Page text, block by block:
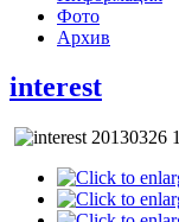
Фото
Архив
interest